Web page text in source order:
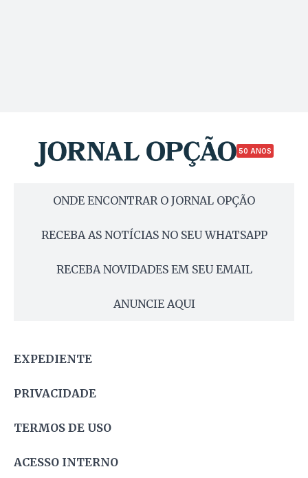
50 ANOS
ONDE ENCONTRAR O JORNAL OPÇÃO
RECEBA AS NOTÍCIAS NO SEU WHATSAPP
RECEBA NOVIDADES EM SEU EMAIL
ANUNCIE AQUI
EXPEDIENTE
PRIVACIDADE
TERMOS DE USO
ACESSO INTERNO